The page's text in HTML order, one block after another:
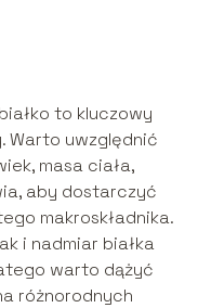
to kluczowy
Warto uwzględnić
masa ciała,
aby dostarczyć
makroskładnika.
i nadmiar białka
warto dążyć
różnorodnych